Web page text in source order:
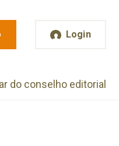
Login
do conselho editorial